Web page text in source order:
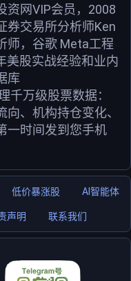
资网VIP会员，2008
券交易所分析师Ken
师，谷歌 Meta工程
美股实战经验和业内
库
千万级股票数据：
、机构持仓变化、
一时间发到您手机
低价暴涨股 AI智能体
声明 联系我们